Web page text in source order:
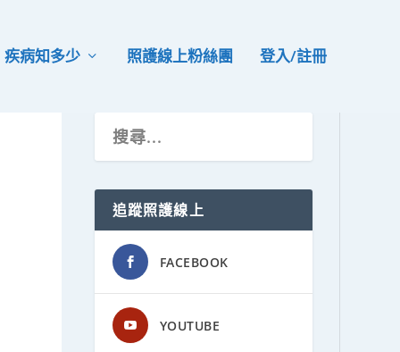
疾病知多少 照護線上粉絲團 登入/註冊
追蹤照護線上
FACEBOOK
YOUTUBE